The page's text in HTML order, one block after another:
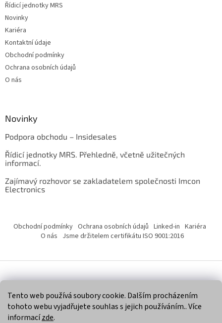
Tento web používá soubory cookie. Dalším procházením
tohoto webu vyjadřujete souhlas s jejich používáním.. Více
informacízde.
Řídicí jednotky MRS
Novinky
Kariéra
Kontaktní údaje
Obchodní podmínky
Ochrana osobních údajů
O nás
Novinky
Podpora obchodu – Insidesales
Řídicí jednotky MRS. Přehledně, včetně užitečných
informací.
Zajímavý rozhovor se zakladatelem společnosti Imcon
Electronics
Obchodní podmínky Ochrana osobních údajů Linked-in Kariéra
O nás Jsme držitelem certifikátu ISO 9001:2016
Copyright 2026